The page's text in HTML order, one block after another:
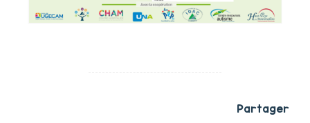
Partager